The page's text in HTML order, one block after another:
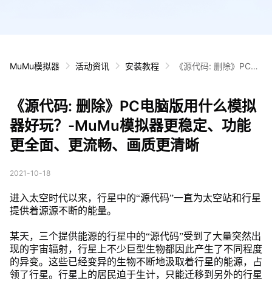
MuMu模拟器 活动资讯 安装教程
《源代码: 删除》PC电
定、功能更全面、更流
畅、画质更清晰
《源代码: 删除》PC电脑版用什么模拟
器好玩？-MuMu模拟器更稳定、功能
更全面、更流畅、画质更清晰
2021-10-18
进入太空时代以来，行星中的“源代码”一直为太空站和行星
提供着源源不断的能量。
某天，三个提供能源的行星中的“源代码”受到了大量突然出
现的宇宙辐射，行星上不少巨型生物都因此产生了不同程度
的异变。这些已经变异的生物不断地汲取着行星的能源，占
领了行星。行星上的居民迫于生计，只能迁移到另外的行星